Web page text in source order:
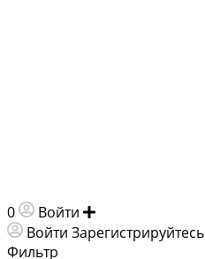
0 Войти
Войти Зарегистрируйтесь
Фильтр